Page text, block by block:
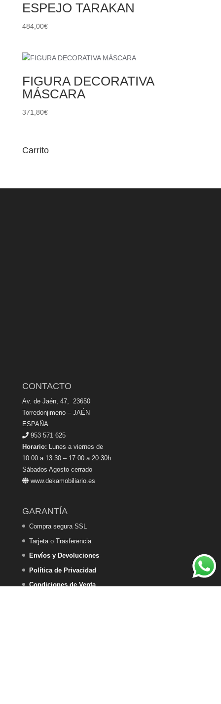
ESPEJO TARAKAN
484,00€
FIGURA DECORATIVA
MÁSCARA
371,80€
Carrito
CONTACTO
Av. de Jaén, 47, 23650
Torredonjimeno – JAÉN
ESPAÑA
953 571 625
Horario: Lunes a viernes de
10:00 a 13:30 – 17:00 a 20:30h
Sábados Agosto cerrado
www.dekamobiliario.es
GARANTÍA
Compra segura SSL
Tarjeta o Trasferencia
Envíos y Devoluciones
Política de Privacidad
Condiciones de Venta